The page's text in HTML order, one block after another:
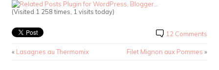
(Visited 1 258 times, 1 visits today)
12 Comments
« Lasagnes au Thermomix Filet Mignon aux Pommes »